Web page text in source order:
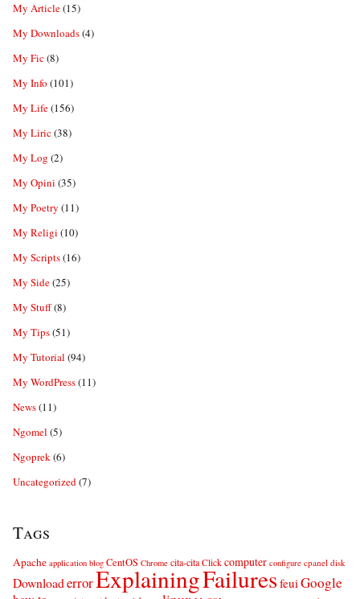
My Article(15)
My Downloads(4)
My Fic(8)
My Info (101)
My Life(156)
My Liric(38)
My Log (2)
My Opini (35)
My Poetry (11)
My Religi (10)
My Scripts(16)
My Side(25)
My Stuff(8)
My Tips(51)
My Tutorial (94)
My WordPress(11)
News(11)
Ngomel (5)
Ngoprek(6)
Uncategorized(7)
Tags
Apache application blog CentOS Chrome cita-cita Click computer configure cpanel disk
DownloaderrorExplainingFailuresfeuiGoogle